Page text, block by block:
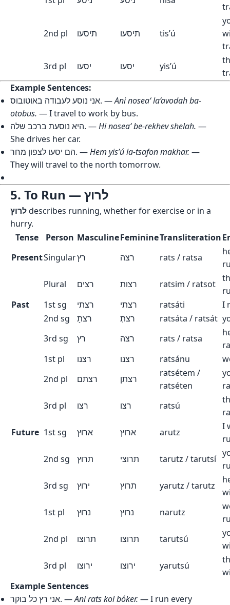
2nd pl תיסעו תיסעו tis’ú
3rd pl
יסעו יסעו yis’ú
Example Sentences:
אני נוסע לעבודה באוטובוס. —Ani nosea‘ la‘avodah ba-
otobus. — I travel to work by bus.
היא נוסעת ברכב שלה. —Hi nosea‘ be-rekhev shelah. —
She drives her car.
הם יסעו לצפון מחר. —Hem yis’ú la-tsafon makhar. —
They will travel to the north tomorrow.
5. To Run — לרוץ
לרוץdescribes running, whether for exercise or in a
hurry.
Tense
Person MasculineFeminineTransliteration
PresentSingularרץ רצה rats / ratsa
Plural
רצים רצות ratsim / ratsot
Past
1st sg רצתי רצתי ratsáti
I
2nd sg
רצתָ רצתְ ratsáta / ratsát
3rd sg
רץ רצה rats / ratsa
1st pl
רצנו רצנו ratsánu
2nd pl
רצתם רצתן
ratsétem /
ratséten
3rd pl
רצו רצו ratsú
Future 1st sg ארוץ ארוץ arutz
I
2nd sg
תרוץ תרוצי tarutz / tarutsí
3rd sg
ירוץ תרוץ yarutz / tarutz
1st pl
נרוץ נרוץ narutz
2nd pl
תרוצו תרוצו tarutsú
3rd pl
ירוצו ירוצו yarutsú
Example Sentences
אני רץ כל בוקר. —Ani rats kol bóker. — I run every